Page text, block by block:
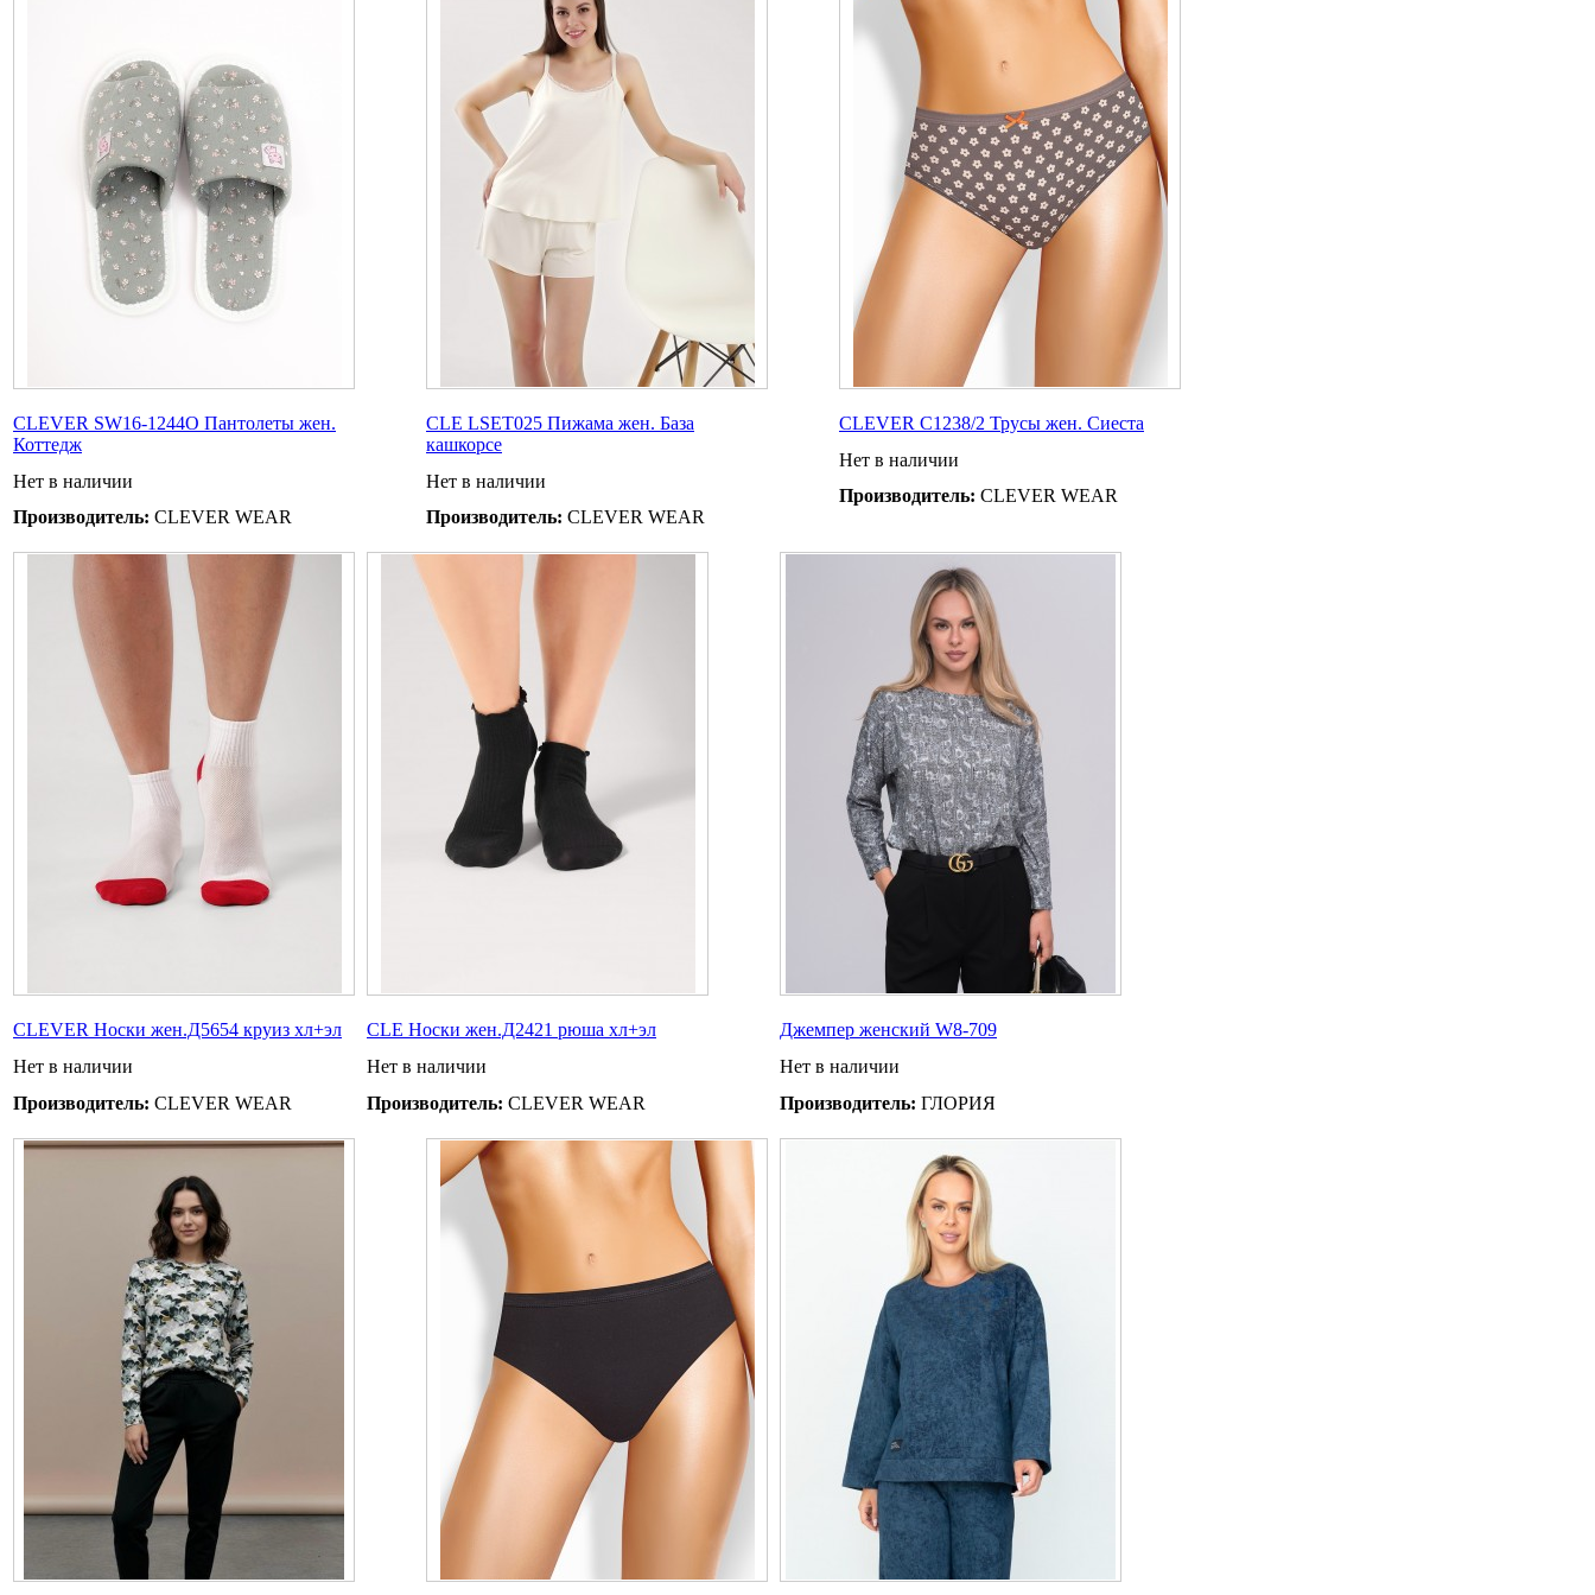
CLEVER SW16-1244O Пантолеты жен.
Коттедж
Нет в наличии
Производитель: CLEVER WEAR
CLE LSET025 Пижама жен. База
кашкорсе
Нет в наличии
Производитель: CLEVER WEAR
CLEVER C1238/2 Трусы жен. Сиеста
Нет в наличии
Производитель: CLEVER WEAR
CLEVER Носки жен.Д5654 круиз хл+эл
Нет в наличии
Производитель: CLEVER WEAR
CLE Носки жен.Д2421 рюша хл+эл
Нет в наличии
Производитель: CLEVER WEAR
Джемпер женский W8-709
Нет в наличии
Производитель: ГЛОРИЯ